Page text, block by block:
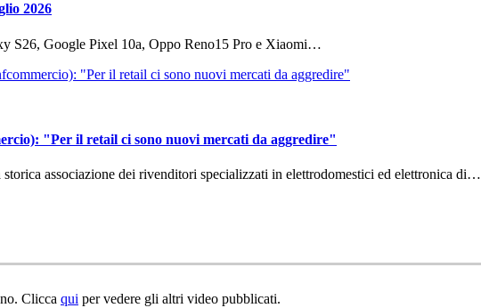
2026
S26, Google Pixel 10a, Oppo Reno15 Pro e Xiaomi…
"Per il retail ci sono nuovi mercati da aggredire"
associazione dei rivenditori specializzati in elettrodomestici ed elettronica di…
Clicca qui per vedere gli altri video pubblicati.